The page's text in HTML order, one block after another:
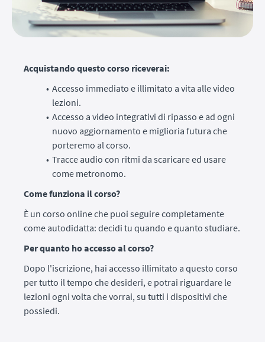
Acquistando questo corso riceverai:
Accesso immediato e illimitato a vita alle video
lezioni.
Accesso a video integrativi di ripasso e ad ogni
nuovo aggiornamento e miglioria futura che
porteremo al corso.
Tracce audio con ritmi da scaricare ed usare
come metronomo.
Come funziona il corso?
È un corso online che puoi seguire completamente
come autodidatta: decidi tu quando e quanto studiare.
Per quanto ho accesso al corso?
Dopo l'iscrizione, hai accesso illimitato a questo corso
per tutto il tempo che desideri, e potrai riguardare le
lezioni ogni volta che vorrai, su tutti i dispositivi che
possiedi.